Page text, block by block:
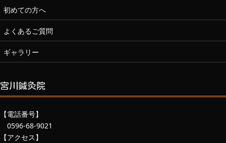
初めての方へ
よくあるご質問
ギャラリー
宮川鍼灸院
【電話番号】
0596-68-9021
【アクセス】